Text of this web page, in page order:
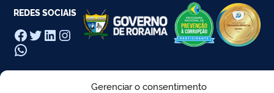
Gerenciar o consentimento
REDES SOCIAIS
Facebook
Twitter
LinkedIn
Instagram
WhatsApp